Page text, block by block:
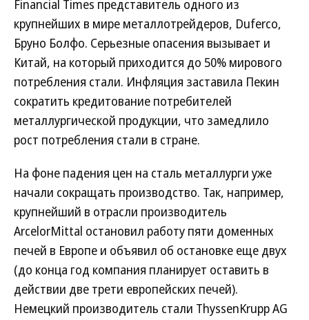
Financial Times представитель одного из
крупнейших в мире металлотрейдеров, Duferco,
Бруно Болфо. Серьезные опасения вызывает и
Китай, на который приходится до 50% мирового
потребления стали. Инфляция заставила Пекин
сократить кредитование потребителей
металлургической продукции, что замедлило
рост потребления стали в стране.
На фоне падения цен на сталь металлурги уже
начали сокращать производство. Так, например,
крупнейший в отрасли производитель
ArcelorMittal остановил работу пяти доменных
печей в Европе и объявил об остановке еще двух
(до конца год компания планирует оставить в
действии две трети европейских печей).
Немецкий производитель стали ThyssenKrupp AG